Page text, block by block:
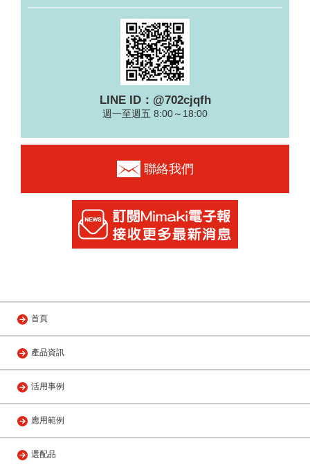
LINE ID：@702cjqfh
週一至週五 8:00～18:00
聯絡我們
首頁
產品資訊
活用事例
應用範例
選配品